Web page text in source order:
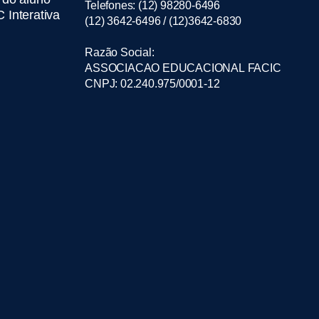
Interativa
Telefones: (12) 98280-6496
(12) 3642-6496 / (12)3642-6830
Razão Social:
ASSOCIACAO EDUCACIONAL FACIC
CNPJ: 02.240.975/0001-12